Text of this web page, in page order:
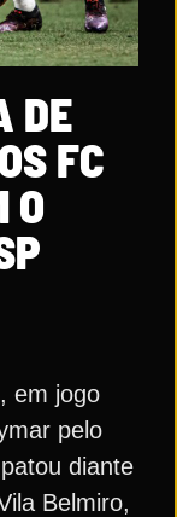
DE
FC
O
em jogo
pelo
diante
Belmiro,